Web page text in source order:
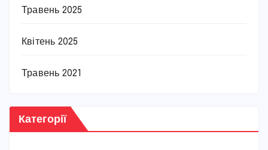
Травень 2025
Квітень 2025
Травень 2021
Категорії